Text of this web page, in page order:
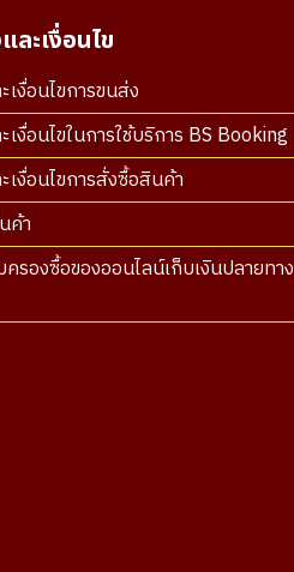
ะเงื่อนไข
งื่อนไขการขนส่ง
งื่อนไขในการใช้บริการ BS Booking
เงื่อนไขการสั่งซื้อสินค้า
ค้า
รองซื้อของออนไลน์เก็บเงินปลายทาง